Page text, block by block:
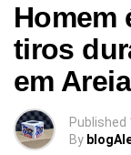
Homem
tiros
em
Published
By